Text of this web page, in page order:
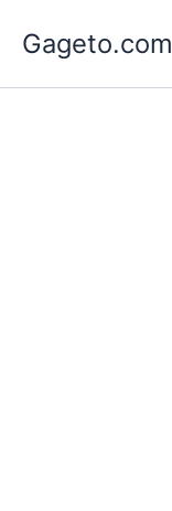
Gageto.com